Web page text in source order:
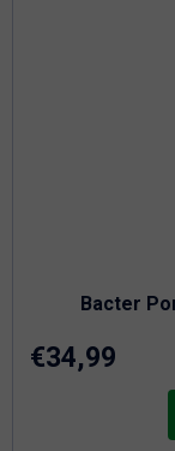
Bacter
€34,99